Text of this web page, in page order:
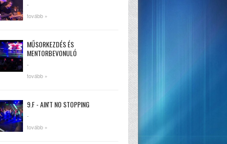
-
tovább »
MŰSORKEZDÉS ÉS
MENTORBEVONULÓ
-
tovább »
9.F - AIN'T NO STOPPING
-
tovább »